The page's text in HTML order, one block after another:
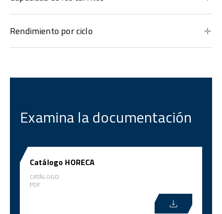
Rendimiento por ciclo
Examina la documentación
Catálogo HORECA
CATÁLOGO
PDF